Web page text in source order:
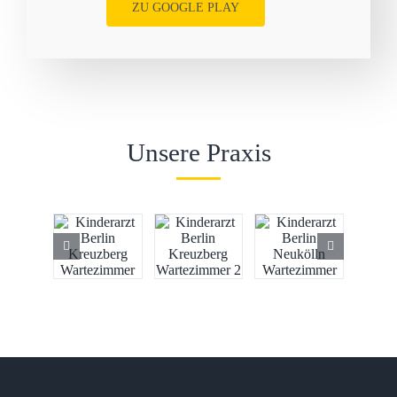
ZU GOOGLE PLAY
Unsere Praxis